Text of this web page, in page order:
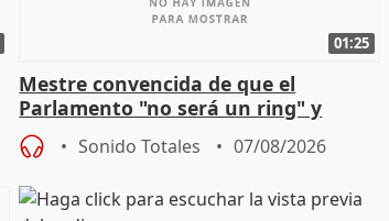
01:25
Mestre convencida de que el
Parlamento "no será un ring" y
defiende "estabilidad" del pacto con
Vox
Sonido Totales 07/08/2026